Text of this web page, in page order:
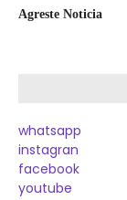
Agreste Noticia
whatsapp
instagran
facebook
youtube